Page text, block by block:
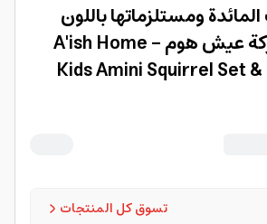
ومستلزماتها باللون
الأخضر من شركة عيش هوم A'ish Home -
Kids Amini Squirrel Set
تسوق كل المنتجات